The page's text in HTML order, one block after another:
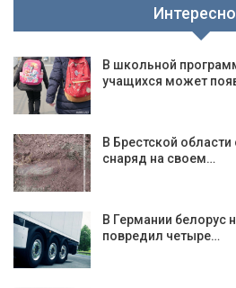
В школьной
учащихся может
В Брестской
снаряд на своем…
В Германии белорус
повредил четыре…